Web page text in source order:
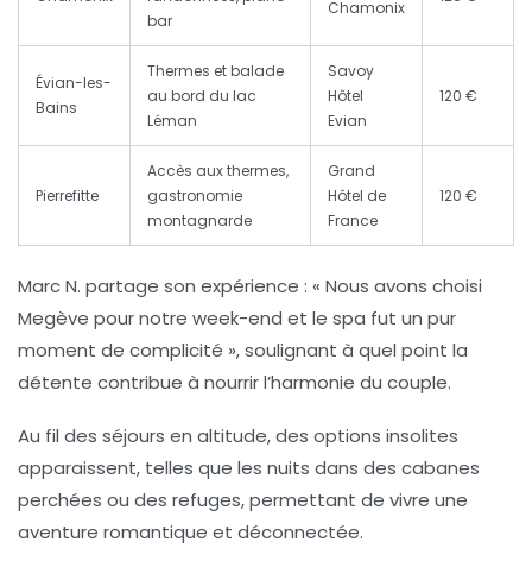
bar
Chamonix
Évian-les-
Bains
Thermes et balade
au bord du lac
Léman
Savoy
Hôtel
Evian
120 €
Pierrefitte
Accès aux thermes,
gastronomie
montagnarde
Grand
Hôtel de
France
120 €
Marc N. partage son expérience : « Nous avons choisi
Megève pour notre week-end et le spa fut un pur
moment de complicité », soulignant à quel point la
détente contribue à nourrir l’harmonie du couple.
Au fil des séjours en altitude, des options insolites
apparaissent, telles que les nuits dans des cabanes
perchées ou des refuges, permettant de vivre une
aventure romantique et déconnectée.